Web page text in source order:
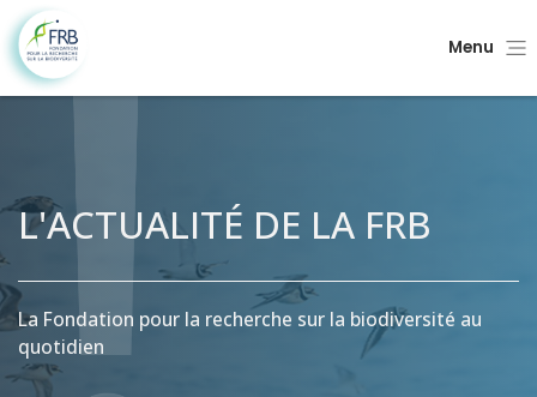
Menu
L'ACTUALITÉ DE LA FRB
La Fondation pour la recherche sur la biodiversité au
quotidien